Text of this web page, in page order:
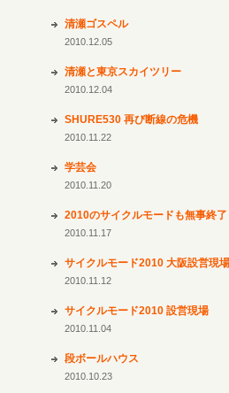
清瀬ゴスペル
2010.12.05
清瀬と東京スカイツリー
2010.12.04
SHURE530 再び断線の危機
2010.11.22
学芸会
2010.11.20
2010のサイクルモードも無事終了
2010.11.17
サイクルモード2010 大阪設営現場
2010.11.12
サイクルモード2010 設営現場
2010.11.04
段ボールハウス
2010.10.23